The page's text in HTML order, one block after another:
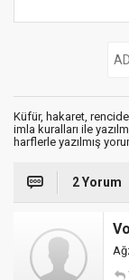
Küfür, hakaret,
imla kuralları ile
harflerle yazılmış
2 Yorum